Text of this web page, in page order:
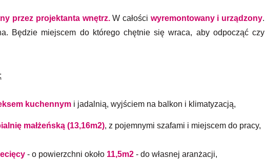
przez projektanta wnętrz.W całości wyremontowany i urządzony.
Będzie miejscem do którego chętnie się wraca, aby odpocząć czy
kuchennym i jadalnią, wyjściem na balkon i klimatyzacją,
małżeńską (13,16m2), z pojemnymi szafami i miejscem do pracy,
- o powierzchni około 11,5m2 - do własnej aranżacji,